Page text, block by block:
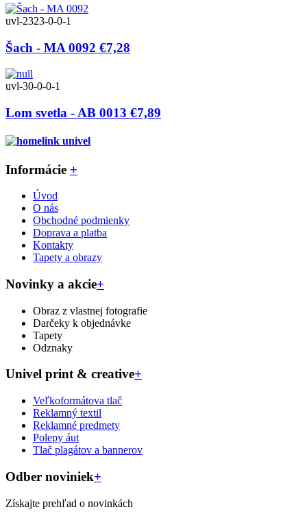
uvl-2323-0-0-1
Šach - MA 0092 €7,28
uvl-30-0-0-1
Lom svetla - AB 0013 €7,89
Informácie +
Úvod
O nás
Obchodné podmienky
Doprava a platba
Kontakty
Tapety a obrazy
Novinky a akcie+
Obraz z vlastnej fotografie
Darčeky k objednávke
Tapety
Odznaky
Univel print & creative+
Veľkoformátova tlač
Reklamný textil
Reklamné predmety
Polepy áut
Tlač plagátov a bannerov
Odber noviniek+
Získajte prehľad o novinkách